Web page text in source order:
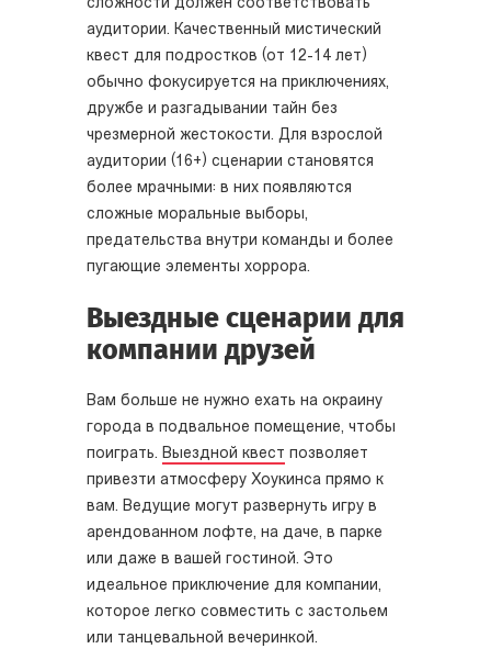
сложности должен соответствовать
аудитории. Качественный мистический
квест для подростков (от 12-14 лет)
обычно фокусируется на приключениях,
дружбе и разгадывании тайн без
чрезмерной жестокости. Для взрослой
аудитории (16+) сценарии становятся
более мрачными: в них появляются
сложные моральные выборы,
предательства внутри команды и более
пугающие элементы хоррора.
Выездные сценарии для
компании друзей
Вам больше не нужно ехать на окраину
города в подвальное помещение, чтобы
поиграть. Выездной квест позволяет
привезти атмосферу Хоукинса прямо к
вам. Ведущие могут развернуть игру в
арендованном лофте, на даче, в парке
или даже в вашей гостиной. Это
идеальное приключение для компании,
которое легко совместить с застольем
или танцевальной вечеринкой.